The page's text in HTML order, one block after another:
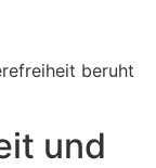
beruht
und